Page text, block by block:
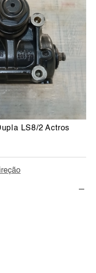
LS8/2 Actros